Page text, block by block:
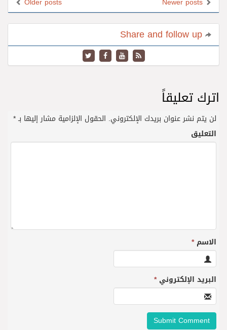
اترك تعليقاً
لن يتم نشر عنوان بريدك الإلكتروني. الحقول الإلزامية مشار إليها بـ*
التعليق
الاسم*
البريد الإلكتروني*